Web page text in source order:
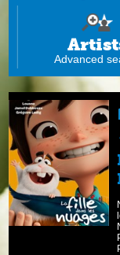
Advanced